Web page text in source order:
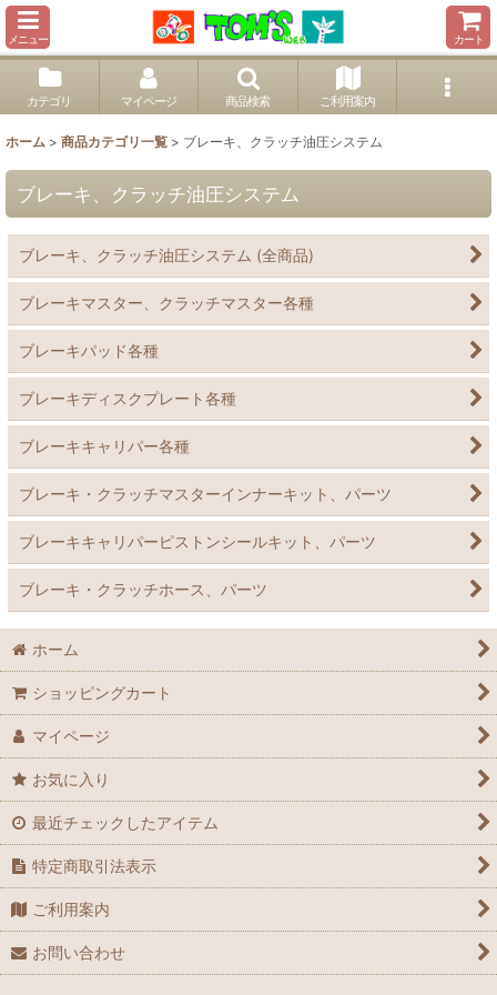
メニュー カート
カテゴリ マイページ 商品検索 ご利用案内
ホーム > 商品カテゴリ一覧 > ブレーキ、クラッチ油圧システム
ブレーキ、クラッチ油圧システム
ブレーキ、クラッチ油圧システム (全商品)
ブレーキマスター、クラッチマスター各種
ブレーキパッド各種
ブレーキディスクプレート各種
ブレーキキャリパー各種
ブレーキ・クラッチマスターインナーキット、パーツ
ブレーキキャリパーピストンシールキット、パーツ
ブレーキ・クラッチホース、パーツ
ホーム
ショッピングカート
マイページ
お気に入り
最近チェックしたアイテム
特定商取引法表示
ご利用案内
お問い合わせ